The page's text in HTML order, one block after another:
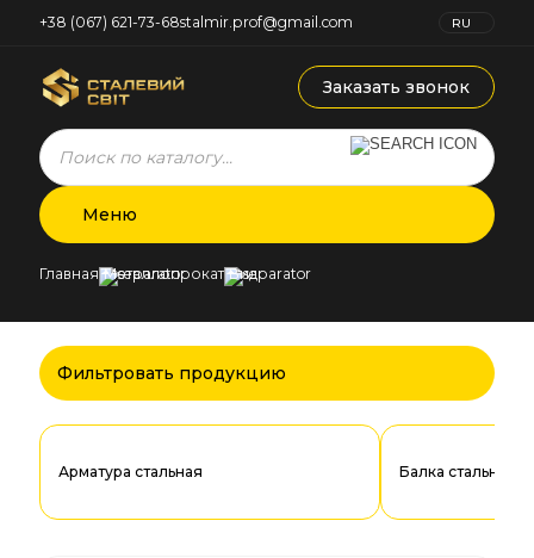
+38 (067) 621-73-68stalmir.prof@gmail.com
RU
Заказать звонок
Products
search
Меню
Главная Металлопрокат Вид
Фильтровать продукцию
Арматура стальная Балка стальная